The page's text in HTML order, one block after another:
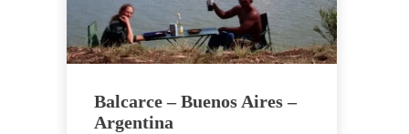
Balcarce – Buenos Aires –
Argentina